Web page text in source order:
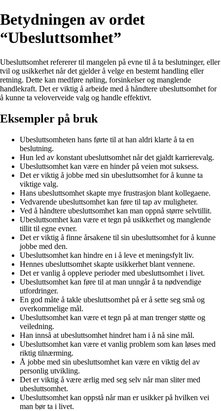
Betydningen av ordet
“Ubesluttsomhet”
Ubesluttsomhet refererer til mangelen på evne til å ta beslutninger, eller
tvil og usikkerhet når det gjelder å velge en bestemt handling eller
retning. Dette kan medføre nøling, forsinkelser og manglende
handlekraft. Det er viktig å arbeide med å håndtere ubesluttsomhet for
å kunne ta veloverveide valg og handle effektivt.
Eksempler på bruk
Ubesluttsomheten hans førte til at han aldri klarte å ta en
beslutning.
Hun led av konstant ubesluttsomhet når det gjaldt karrierevalg.
Ubesluttsomhet kan være en hinder på veien mot suksess.
Det er viktig å jobbe med sin ubesluttsomhet for å kunne ta
viktige valg.
Hans ubesluttsomhet skapte mye frustrasjon blant kollegaene.
Vedvarende ubesluttsomhet kan føre til tap av muligheter.
Ved å håndtere ubesluttsomhet kan man oppnå større selvtillit.
Ubesluttsomhet kan være et tegn på usikkerhet og manglende
tillit til egne evner.
Det er viktig å finne årsakene til sin ubesluttsomhet for å kunne
jobbe med den.
Ubesluttsomhet kan hindre en i å leve et meningsfylt liv.
Hennes ubesluttsomhet skapte usikkerhet blant vennene.
Det er vanlig å oppleve perioder med ubesluttsomhet i livet.
Ubesluttsomhet kan føre til at man unngår å ta nødvendige
utfordringer.
En god måte å takle ubesluttsomhet på er å sette seg små og
overkommelige mål.
Ubesluttsomhet kan være et tegn på at man trenger støtte og
veiledning.
Han innså at ubesluttsomhet hindret ham i å nå sine mål.
Ubesluttsomhet kan være et vanlig problem som kan løses med
riktig tilnærming.
Å jobbe med sin ubesluttsomhet kan være en viktig del av
personlig utvikling.
Det er viktig å være ærlig med seg selv når man sliter med
ubesluttsomhet.
Ubesluttsomhet kan oppstå når man er usikker på hvilken vei
man bør ta i livet.